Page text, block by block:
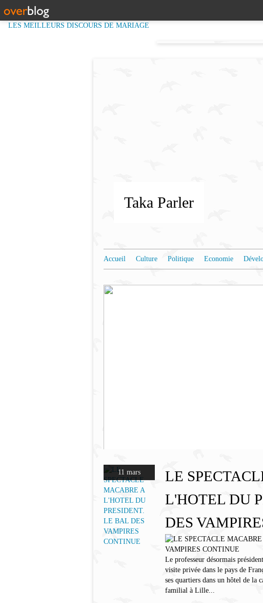
LES MEILLEURS DISCOURS DE MARIAGE
Taka Parler
Accueil Culture Politique Economie
11 mars
LE
L'HOTEL DU
DES
Le professeur désormais
visite privée dans le pays de
ses quartiers dans un hôtel de la
familial à Lille...